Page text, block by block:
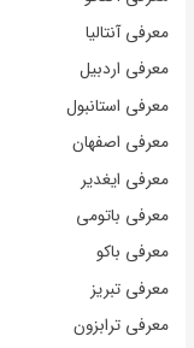
معرفی آنتالیا
معرفی اردبیل
معرفی استانبول
معرفی اصفهان
معرفی ایغدیر
معرفی باتومی
معرفی باکو
معرفی تبریز
معرفی ترابزون